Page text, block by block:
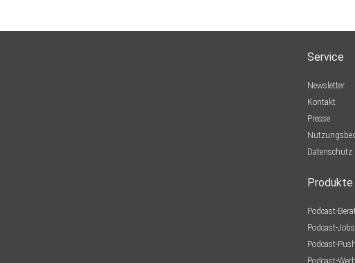
Service
Newsletter
Kontakt
Presse
Datenschutz
Produkte
Podcast-
Podcast-Jobs
Podcast-Push
Podcast-